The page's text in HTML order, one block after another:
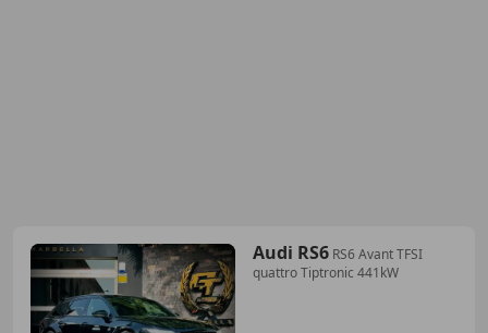
Audi RS6 RS6 Avant TFSI
quattro Tiptronic 441kW